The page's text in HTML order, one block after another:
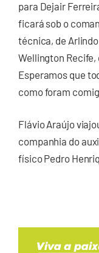
para Dejair
ficará sob o
técnica, de
Wellington
Esperamos que
como foram
Flávio Araújo
companhia do
físico Pedro